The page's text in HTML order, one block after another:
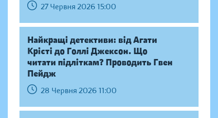
27 Червня 2026 15:00
Найкращі детективи: від Агати
Крісті до Голлі Джексон. Що
читати підліткам? Проводить Гвен
Пейдж
28 Червня 2026 11:00